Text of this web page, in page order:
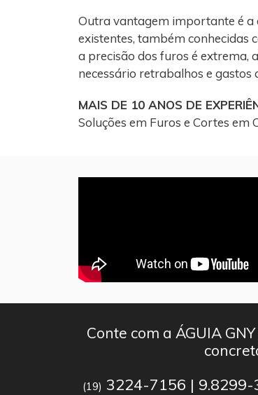
Outra vantagem importante é a
existentes, também conhecidas
a precisão dos furos é extrema,
necessário retrabalhos e
MAIS DE 10 ANOS DE
Soluções em Furos e Cortes em
Conte com a ÁGUIA
(19) 3224-7156 | 9.8299-